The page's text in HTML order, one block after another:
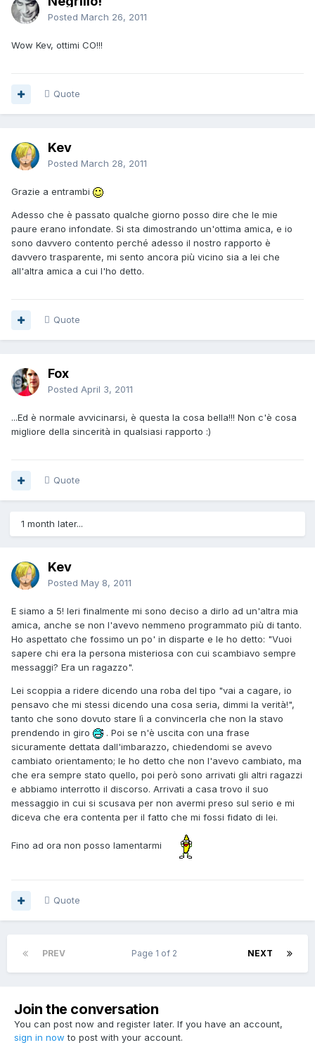
Posted March 26, 2011
Wow Kev, ottimi CO!!!
Quote
Kev
Posted March 28, 2011
Grazie a entrambi
Adesso che è passato qualche giorno posso dire che le mie
paure erano infondate. Si sta dimostrando un'ottima amica, e io
sono davvero contento perché adesso il nostro rapporto è
davvero trasparente, mi sento ancora più vicino sia a lei che
all'altra amica a cui l'ho detto.
Quote
Fox
Posted April 3, 2011
...Ed è normale avvicinarsi, è questa la cosa bella!!! Non c'è cosa
migliore della sincerità in qualsiasi rapporto :)
Quote
1 month later...
Kev
Posted May 8, 2011
E siamo a 5! Ieri finalmente mi sono deciso a dirlo ad un'altra mia
amica, anche se non l'avevo nemmeno programmato più di tanto.
Ho aspettato che fossimo un po' in disparte e le ho detto: "Vuoi
sapere chi era la persona misteriosa con cui scambiavo sempre
messaggi? Era un ragazzo".
Lei scoppia a ridere dicendo una roba del tipo "vai a cagare, io
pensavo che mi stessi dicendo una cosa seria, dimmi la verità!",
tanto che sono dovuto stare lì a convincerla che non la stavo
prendendo in giro
. Poi se n'è uscita con una frase
sicuramente dettata dall'imbarazzo, chiedendomi se avevo
cambiato orientamento; le ho detto che non l'avevo cambiato, ma
che era sempre stato quello, poi però sono arrivati gli altri ragazzi
e abbiamo interrotto il discorso. Arrivati a casa trovo il suo
messaggio in cui si scusava per non avermi preso sul serio e mi
diceva che era contenta per il fatto che mi fossi fidato di lei.
Fino ad ora non posso lamentarmi
Quote
PREV NEXT
Page 1 of 2
Join the conversation
You can post now and register later. If you have an account,
sign in now to post with your account.